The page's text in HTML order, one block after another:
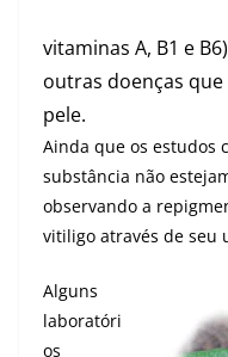
vitaminas A, B1 e
outras doenças
pele.
Ainda que os estudos
substância não
observando a
vitiligo através de seu
Alguns
laboratóri
os